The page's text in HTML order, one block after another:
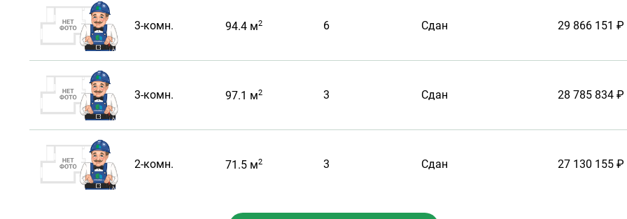
3-комн. 94.4 м2 6 Сдан 29 866 151 ₽
3-комн. 97.1 м2 3 Сдан 28 785 834 ₽
2-комн. 71.5 м2 3 Сдан 27 130 155 ₽